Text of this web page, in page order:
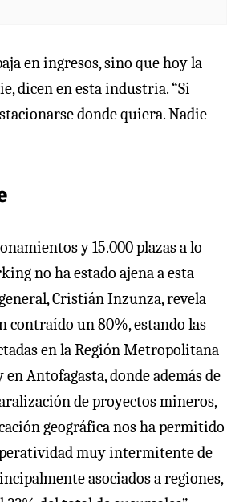
en ingresos, sino que hoy la
dicen en esta industria. “Si
donde quiera. Nadie
y 15.000 plazas a lo
no ha estado ajena a esta
Cristián Inzunza, revela
contraído un 80%, estando las
en la Región Metropolitana
Antofagasta, donde además de
de proyectos mineros,
geográfica nos ha permitido
muy intermitente de
asociados a regiones,